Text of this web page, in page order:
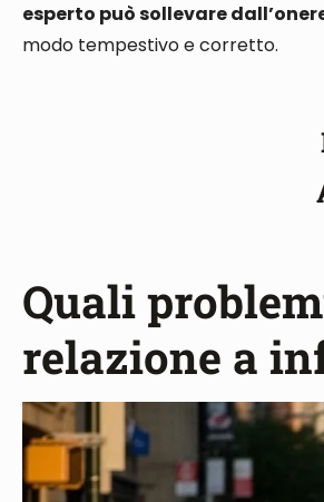
esperto può sollevare
modo tempestivo e corretto.
Quali
relazione a